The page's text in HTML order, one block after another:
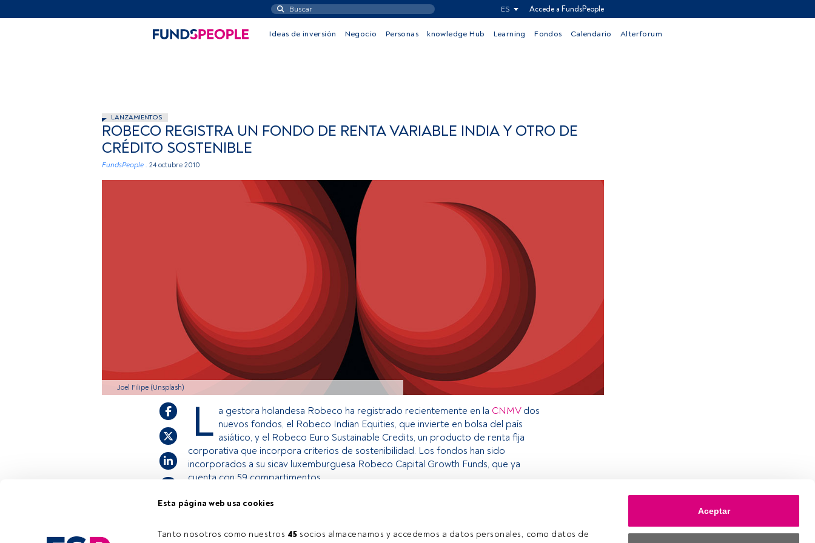
Esta página web usa cookies
Tanto nosotros como nuestros 45 socios almacenamos y accedemos a datos personales, como datos de
Aceptar
ES Accede a FundsPeople
Ideas de inversión Negocio Personas knowledge Hub Learning Fondos Calendario Alterforum
LANZAMIENTOS
ROBECO REGISTRA UN FONDO DE RENTA VARIABLE INDIA Y OTRO DE
CRÉDITO SOSTENIBLE
FundsPeople . 24 octubre 2010
Joel Filipe (Unsplash)
L a gestora holandesa Robeco ha registrado recientemente en la CNMVdos
nuevos fondos, el Robeco Indian Equities, que invierte en bolsa del país
asiático, y el Robeco Euro Sustainable Credits, un producto de renta fija
corporativa que incorpora criterios de sostenibilidad. Los fondos han sido
incorporados a su sicav luxemburguesa Robeco Capital Growth Funds, que ya
cuenta con 59 compartimentos.
estás registrado, accede desde el botón Login. Si aún no tienes cuenta, te